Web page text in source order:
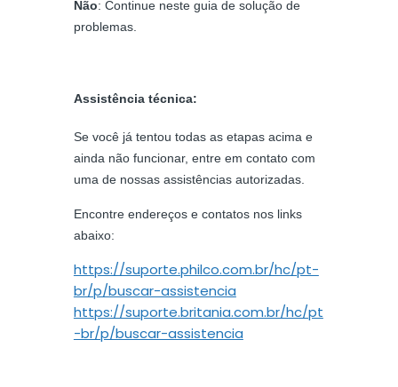
Não: Continue neste guia de solução de
problemas.
Assistência técnica:
Se você já tentou todas as etapas acima e
ainda não funcionar, entre em contato com
uma de nossas assistências autorizadas.
Encontre endereços e contatos nos links
abaixo:
https://suporte.philco.com.br/hc/pt-
br/p/buscar-assistencia
https://suporte.britania.com.br/hc/pt
-br/p/buscar-assistencia